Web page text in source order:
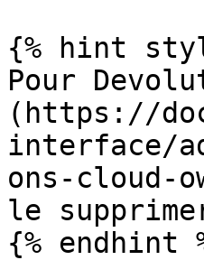
{% hint
Pour
(https://
interface/
ons-cloud-
le
{% endhint